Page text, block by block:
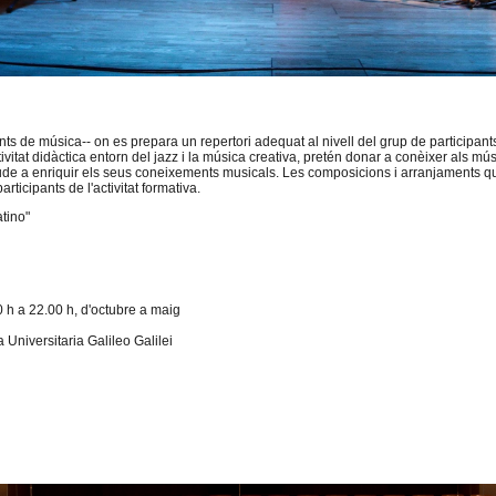
de música-- on es prepara un repertori adequat al nivell del grup de
didàctica entorn del jazz i la música creativa, pretén donar a conèixer als
a enriquir els seus coneixements musicals. Les composicions i arranjaments
de l'activitat formativa.
h a 22.00 h, d'octubre a maig
Universitaria Galileo Galilei